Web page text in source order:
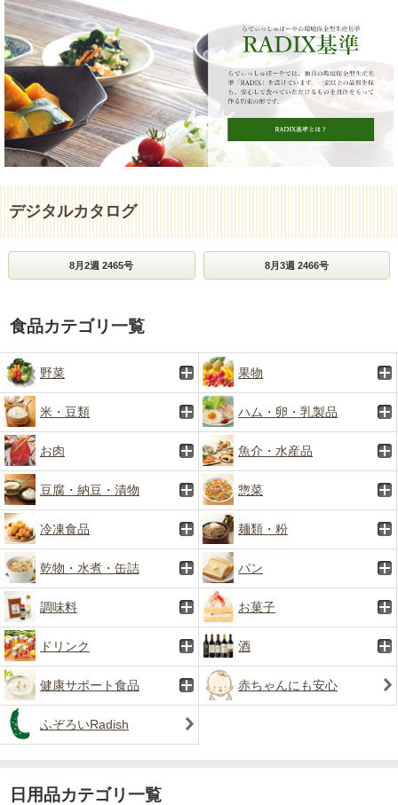
デジタルカタログ
8月2週 2465号 8月3週 2466号
食品カテゴリ一覧
野菜 果物
米・豆類 ハム・卵・乳製品
お肉 魚介・水産品
豆腐・納豆・漬物 惣菜
冷凍食品 麺類・粉
乾物・水煮・缶詰 パン
調味料 お菓子
ドリンク 酒
健康サポート食品 赤ちゃんにも安心
ふぞろいRadish
日用品カテゴリ一覧